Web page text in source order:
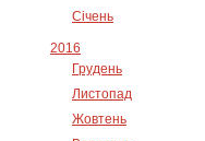
Січень
2016
Грудень
Листопад
Жовтень